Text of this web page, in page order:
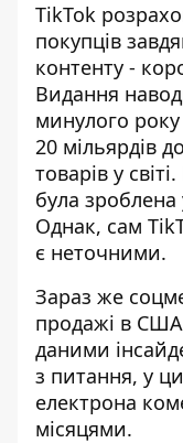
TikTok
покупців
контенту -
Видання
минулого
20 мільярдів
товарів у
була зроблена
Однак, сам
є неточними.
Зараз же
продажі в США
даними
з питання, у
електрона
місяцями.